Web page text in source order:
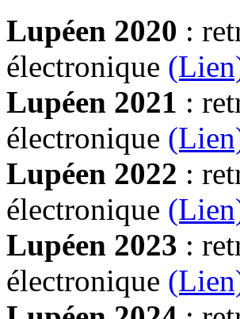
Lupéen 2020 :
électronique
Lupéen 2021 :
électronique
Lupéen 2022 :
électronique
Lupéen 2023 :
électronique